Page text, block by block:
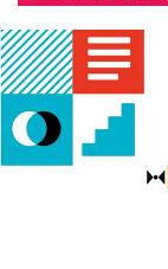
Kliknij, aby